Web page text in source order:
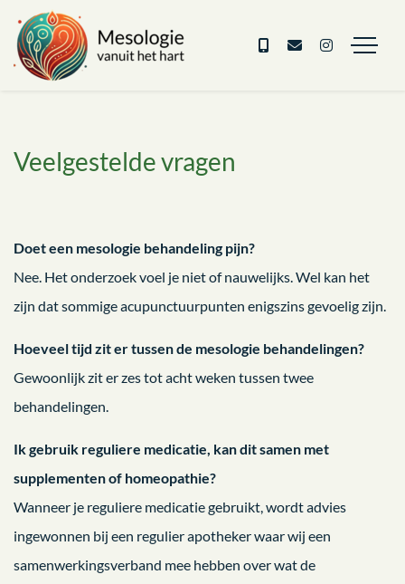
Veelgestelde vragen
Doet een mesologie behandeling pijn?
Nee. Het onderzoek voel je niet of nauwelijks. Wel kan het
zijn dat sommige acupunctuurpunten enigszins gevoelig zijn.
Hoeveel tijd zit er tussen de mesologie behandelingen?
Gewoonlijk zit er zes tot acht weken tussen twee
behandelingen.
Ik gebruik reguliere medicatie, kan dit samen met
supplementen of homeopathie?
Wanneer je reguliere medicatie gebruikt, wordt advies
ingewonnen bij een regulier apotheker waar wij een
samenwerkingsverband mee hebben over wat de